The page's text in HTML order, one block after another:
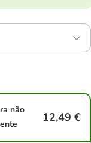
não
12,49 €